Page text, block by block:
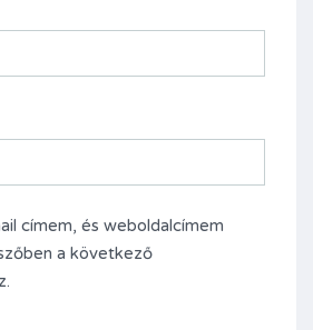
címem, és weboldalcímem
a következő